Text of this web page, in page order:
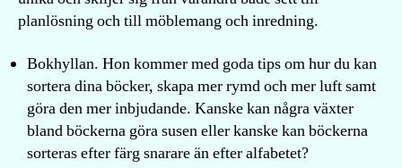
planlösning och till möblemang och inredning.
Bokhyllan. Hon kommer med goda tips om hur du kan
sortera dina böcker, skapa mer rymd och mer luft samt
göra den mer inbjudande. Kanske kan några växter
bland böckerna göra susen eller kanske kan böckerna
sorteras efter färg snarare än efter alfabetet?